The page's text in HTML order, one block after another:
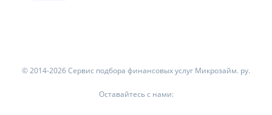
© 2014-2026 Сервис подбора финансовых услуг Микрозайм. ру.
Оставайтесь с нами: